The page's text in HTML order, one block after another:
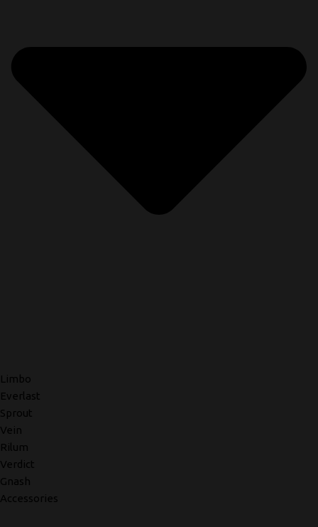
Limbo
Everlast
Sprout
Vein
Rilum
Verdict
Gnash
Accessories